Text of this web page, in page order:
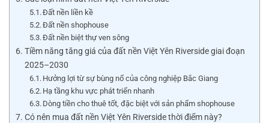
Đất nền liền kề
Đất nền shophouse
Đất nền biệt thự ven sông
Tiềm năng tăng giá của đất nền Việt Yên Riverside giai đoạn
2025–2030
Hưởng lợi từ sự bùng nổ của công nghiệp Bắc Giang
Hạ tầng khu vực phát triển nhanh
Dòng tiền cho thuê tốt, đặc biệt với sản phẩm shophouse
Có nên mua đất nền Việt Yên Riverside thời điểm này?